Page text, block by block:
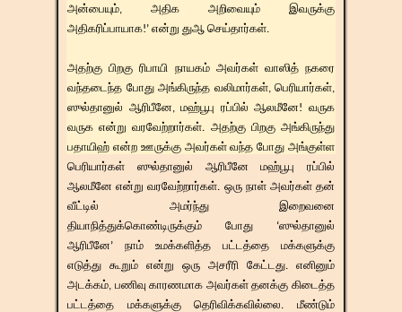
அன்பையும், அதிக அறிவையும் இவருக்கு
அதிகரிப்பாயாக!’ என்று துஆ செய்தார்கள்.
அதற்கு பிறகு ரிபாயி நாயகம் அவர்கள் வாஸித் நகரை
வந்தடைந்த போது அங்கிருந்த வலிமார்கள், பெரியார்கள்,
ஸுல்தானுல் ஆரிபீனே, மஹ்பூபு ரப்பில் ஆலமீனே! வருக
வருக என்று வரவேற்றார்கள். அதற்கு பிறகு அங்கிருந்து
பதாயிஹ் என்ற ஊருக்கு அவர்கள் வந்த போது அங்குள்ள
பெரியார்கள் ஸுல்தானுல் ஆரிபீனே மஹ்பூபு ரப்பில்
ஆலமீனே என்று வரவேற்றார்கள். ஒரு நாள் அவர்கள் தன்
வீட்டில் அமர்ந்து இறைவனை
தியாநித்துக்கொண்டிருக்கும் போது ‘ஸுல்தானுல்
ஆரிபீனே’ நாம் உமக்களித்த பட்டத்தை மக்களுக்கு
எடுத்து கூறும் என்று ஒரு அசரீரி கேட்டது. எனினும்
அடக்கம், பணிவு காரணமாக அவர்கள் தனக்கு கிடைத்த
பட்டத்தை மக்களுக்கு தெரிவிக்கவில்லை. மீண்டும்